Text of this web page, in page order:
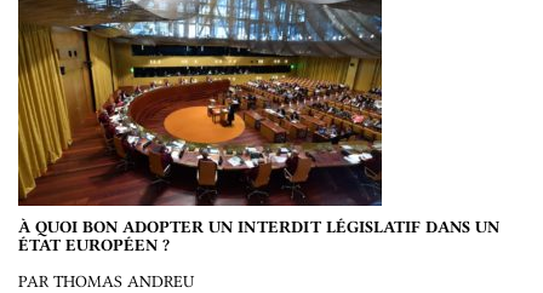
À QUOI BON ADOPTER UN INTERDIT LÉGISLATIF DANS UN
ÉTAT EUROPÉEN ?
PAR THOMAS ANDREU